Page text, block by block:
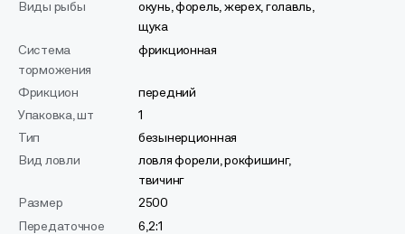
Виды рыбы
окунь, форель, жерех, голавль,
щука
Система
торможения
фрикционная
Фрикцион
передний
Упаковка, шт
1
Тип
безынерционная
Вид ловли
ловля форели, рокфишинг,
твичинг
Размер
2500
Передаточное
6,2:1